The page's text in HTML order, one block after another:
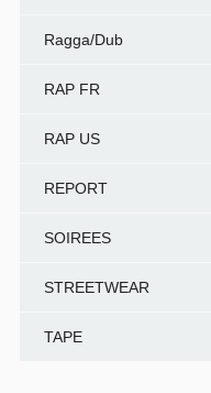
Ragga/Dub
RAP FR
RAP US
REPORT
SOIREES
STREETWEAR
TAPE